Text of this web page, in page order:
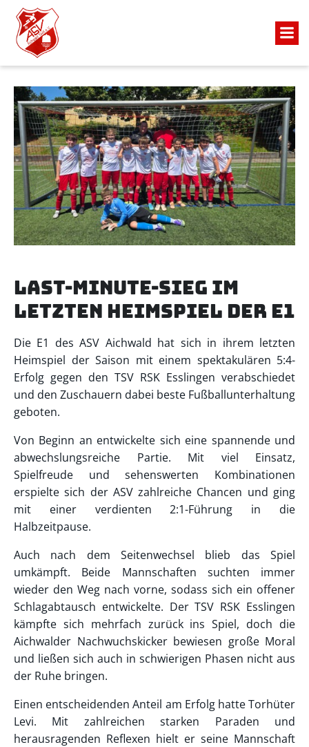
Last-Minute-Sieg im
letzten Heimspiel der E1
Die E1 des ASV Aichwald hat sich in ihrem letzten
Heimspiel der Saison mit einem spektakulären 5:4-
Erfolg gegen den TSV RSK Esslingen verabschiedet
und den Zuschauern dabei beste Fußballunterhaltung
geboten.
Von Beginn an entwickelte sich eine spannende und
abwechslungsreiche Partie. Mit viel Einsatz,
Spielfreude und sehenswerten Kombinationen
erspielte sich der ASV zahlreiche Chancen und ging
mit einer verdienten 2:1-Führung in die
Halbzeitpause.
Auch nach dem Seitenwechsel blieb das Spiel
umkämpft. Beide Mannschaften suchten immer
wieder den Weg nach vorne, sodass sich ein offener
Schlagabtausch entwickelte. Der TSV RSK Esslingen
kämpfte sich mehrfach zurück ins Spiel, doch die
Aichwalder Nachwuchskicker bewiesen große Moral
und ließen sich auch in schwierigen Phasen nicht aus
der Ruhe bringen.
Einen entscheidenden Anteil am Erfolg hatte Torhüter
Levi. Mit zahlreichen starken Paraden und
herausragenden Reflexen hielt er seine Mannschaft